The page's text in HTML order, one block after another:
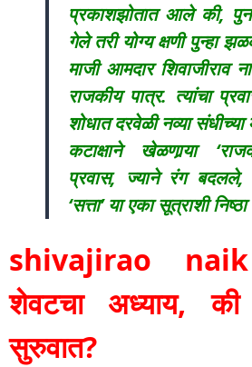
प्रकाशझोतात आले की,
गेले तरी योग्य क्षणी पुन्हा
माजी आमदार
राजकीय पात्र. त्यांचा
शोधात दरवेळी नव्या संधीच्या
कटाक्षाने खेळणार्‍या
प्रवास, ज्याने रंग
‘सत्ता’ या एका सूत्राशी
shivajirao
शेवटचा अध्याय, की
सुरुवात?